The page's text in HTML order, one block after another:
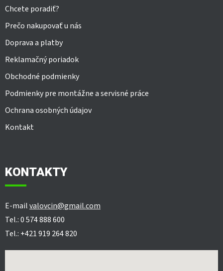
Chcete poradiť?
Prečo nakupovať u nás
Doprava a platby
Reklamačný poriadok
Obchodné podmienky
Podmienky pre montážne a servisné práce
Ochrana osobných údajov
Kontakt
KONTAKTY
E-mailvalovcin@gmail.com
Tel.: 0 574 888 600
Tel.: +421 919 264 820